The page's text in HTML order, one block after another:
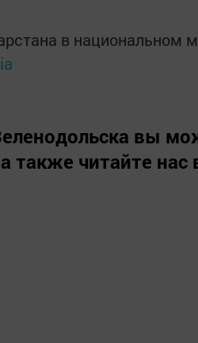
в национальном
вы
а также читайте нас